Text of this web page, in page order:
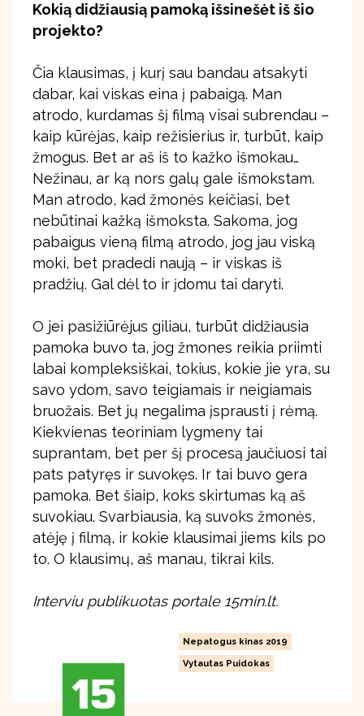
Kokią didžiausią pamoką išsinešėt iš šio
projekto?
Čia klausimas, į kurį sau bandau atsakyti
dabar, kai viskas eina į pabaigą. Man
atrodo, kurdamas šį filmą visai subrendau –
kaip kūrėjas, kaip režisierius ir, turbūt, kaip
žmogus. Bet ar aš iš to kažko išmokau…
Nežinau, ar ką nors galų gale išmokstam.
Man atrodo, kad žmonės keičiasi, bet
nebūtinai kažką išmoksta. Sakoma, jog
pabaigus vieną filmą atrodo, jog jau viską
moki, bet pradedi naują – ir viskas iš
pradžių. Gal dėl to ir įdomu tai daryti.
O jei pasižiūrėjus giliau, turbūt didžiausia
pamoka buvo ta, jog žmones reikia priimti
labai kompleksiškai, tokius, kokie jie yra, su
savo ydom, savo teigiamais ir neigiamais
bruožais. Bet jų negalima įsprausti į rėmą.
Kiekvienas teoriniam lygmeny tai
suprantam, bet per šį procesą jaučiuosi tai
pats patyręs ir suvokęs. Ir tai buvo gera
pamoka. Bet šiaip, koks skirtumas ką aš
suvokiau. Svarbiausia, ką suvoks žmonės,
atėję į filmą, ir kokie klausimai jiems kils po
to. O klausimų, aš manau, tikrai kils.
Interviu publikuotas portale 15min.lt.
Nepatogus kinas 2019
Vytautas Puidokas